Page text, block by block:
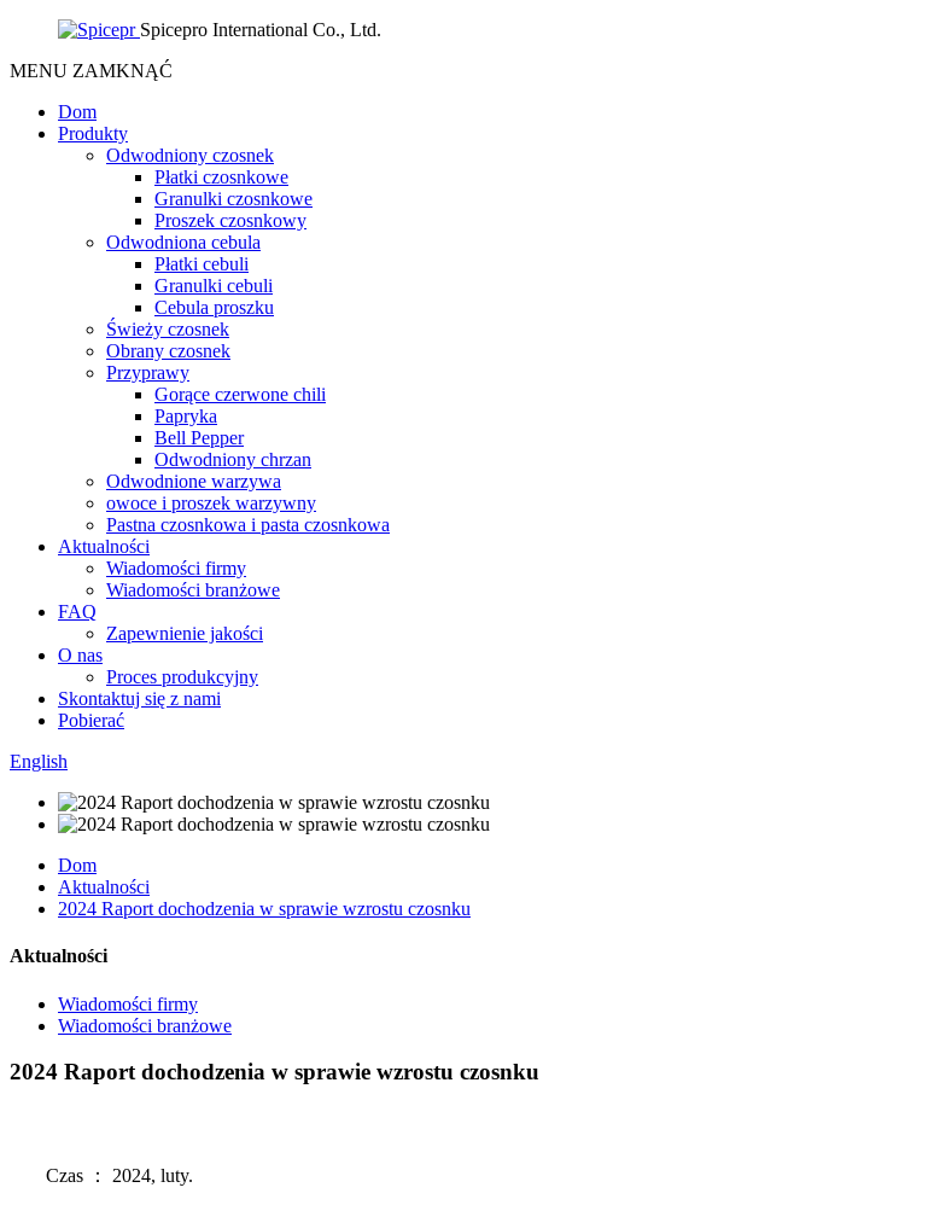
Spicepro International Co., Ltd.
MENU ZAMKNĄĆ
Dom
Produkty
Odwodniony czosnek
Płatki czosnkowe
Granulki czosnkowe
Proszek czosnkowy
Odwodniona cebula
Płatki cebuli
Granulki cebuli
Cebula proszku
Świeży czosnek
Obrany czosnek
Przyprawy
Gorące czerwone chili
Papryka
Bell Pepper
Odwodniony chrzan
Odwodnione warzywa
owoce i proszek warzywny
Pastna czosnkowa i pasta czosnkowa
Aktualności
Wiadomości firmy
Wiadomości branżowe
FAQ
Zapewnienie jakości
O nas
Proces produkcyjny
Skontaktuj się z nami
Pobierać
English
Dom
Aktualności
2024 Raport dochodzenia w sprawie wzrostu czosnku
Aktualności
Wiadomości firmy
Wiadomości branżowe
2024 Raport dochodzenia w sprawie wzrostu czosnku
Czas ： 2024, luty.